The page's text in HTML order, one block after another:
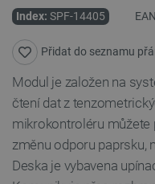
Index: SPF-14405
Přidat do seznamu
Modul je založen na
čtení dat z
mikrokontroléru
změnu odporu paprsku,
Deska je vybavena